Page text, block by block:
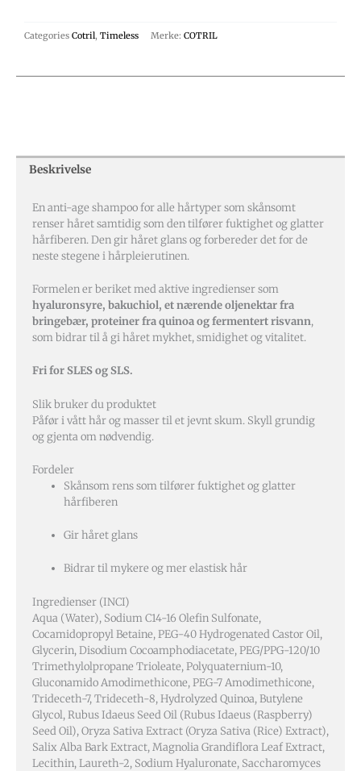
Categories Cotril, Timeless Merke: COTRIL
Beskrivelse
En anti-age shampoo for alle hårtyper som skånsomt
renser håret samtidig som den tilfører fuktighet og glatter
hårfiberen. Den gir håret glans og forbereder det for de
neste stegene i hårpleierutinen.
Formelen er beriket med aktive ingredienser som
hyaluronsyre, bakuchiol, et nærende oljenektar fra
bringebær, proteiner fra quinoa og fermentert risvann,
som bidrar til å gi håret mykhet, smidighet og vitalitet.
Fri for SLES og SLS.
Slik bruker du produktet
Påfør i vått hår og masser til et jevnt skum. Skyll grundig
og gjenta om nødvendig.
Fordeler
Skånsom rens som tilfører fuktighet og glatter
hårfiberen
Gir håret glans
Bidrar til mykere og mer elastisk hår
Ingredienser (INCI)
Aqua (Water), Sodium C14-16 Olefin Sulfonate,
Cocamidopropyl Betaine, PEG-40 Hydrogenated Castor Oil,
Glycerin, Disodium Cocoamphodiacetate, PEG/PPG-120/10
Trimethylolpropane Trioleate, Polyquaternium-10,
Gluconamido Amodimethicone, PEG-7 Amodimethicone,
Trideceth-7, Trideceth-8, Hydrolyzed Quinoa, Butylene
Glycol, Rubus Idaeus Seed Oil (Rubus Idaeus (Raspberry)
Seed Oil), Oryza Sativa Extract (Oryza Sativa (Rice) Extract),
Salix Alba Bark Extract, Magnolia Grandiflora Leaf Extract,
Lecithin, Laureth-2, Sodium Hyaluronate, Saccharomyces